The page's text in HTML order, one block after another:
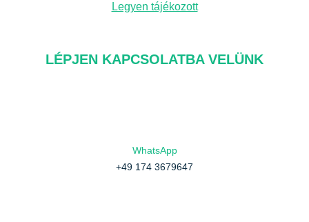
Legyen tájékozott
LÉPJEN KAPCSOLATBA VELÜNK
WhatsApp
+49 174 3679647